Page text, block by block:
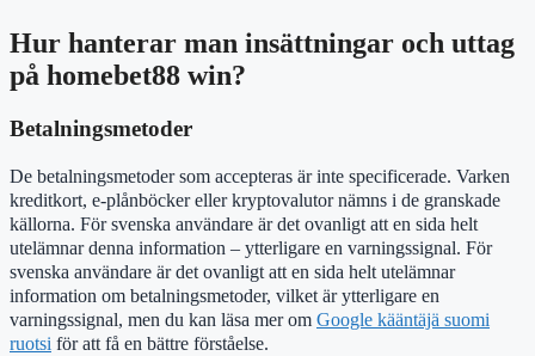
Hur hanterar man insättningar och uttag
på homebet88 win?
Betalningsmetoder
De betalningsmetoder som accepteras är inte specificerade. Varken
kreditkort, e-plånböcker eller kryptovalutor nämns i de granskade
källorna. För svenska användare är det ovanligt att en sida helt
utelämnar denna information – ytterligare en varningssignal. För
svenska användare är det ovanligt att en sida helt utelämnar
information om betalningsmetoder, vilket är ytterligare en
varningssignal, men du kan läsa mer om Google kääntäjä suomi
ruotsi för att få en bättre förståelse.